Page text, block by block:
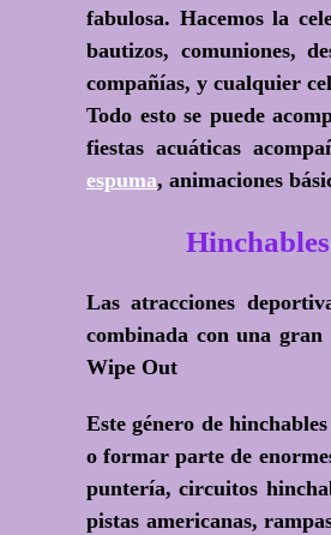
fabulosa. Hacemos la
bautizos, comuniones,
compañías, y cualquier
Todo esto se puede
fiestas acuáticas
espuma, animaciones
Las atracciones
combinada con una
Wipe Out
Este género de
o formar parte de
puntería, circuitos
pistas americanas,